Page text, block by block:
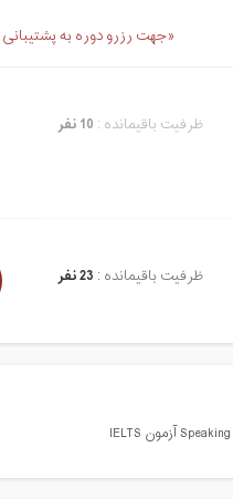
«جهت رزرو دوره به پشتیبانی
ظرفیت باقیمانده : 10 نفر
ظرفیت باقیمانده : 23 نفر